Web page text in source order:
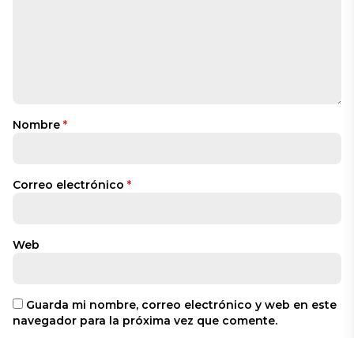
Nombre *
Correo electrónico *
Web
Guarda mi nombre, correo electrónico y web en este
navegador para la próxima vez que comente.